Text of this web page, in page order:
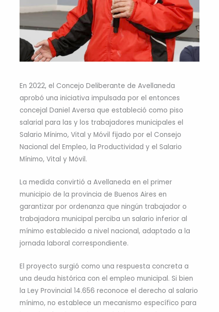
En 2022, el Concejo Deliberante de Avellaneda
aprobó una iniciativa impulsada por el entonces
concejal Daniel Aversa que estableció como piso
salarial para las y los trabajadores municipales el
Salario Mínimo, Vital y Móvil fijado por el Consejo
Nacional del Empleo, la Productividad y el Salario
Mínimo, Vital y Móvil.
La medida convirtió a Avellaneda en el primer
municipio de la provincia de Buenos Aires en
garantizar por ordenanza que ningún trabajador o
trabajadora municipal perciba un salario inferior al
mínimo establecido a nivel nacional, adaptado a la
jornada laboral correspondiente.
El proyecto surgió como una respuesta concreta a
una deuda histórica con el empleo municipal. Si bien
la Ley Provincial 14.656 reconoce el derecho al salario
mínimo, no establece un mecanismo específico para